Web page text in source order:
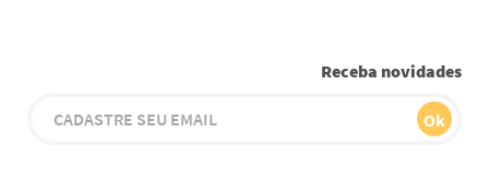
Receba novidades